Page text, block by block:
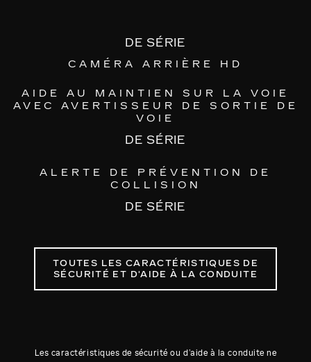
DE SÉRIE
CAMÉRA ARRIÈRE HD
AIDE AU MAINTIEN SUR LA VOIE
AVEC AVERTISSEUR DE SORTIE DE
VOIE
DE SÉRIE
ALERTE DE PRÉVENTION DE
COLLISION
DE SÉRIE
TOUTES LES CARACTÉRISTIQUES DE
SÉCURITÉ ET D'AIDE À LA CONDUITE
Les caractéristiques de sécurité ou d’aide à la conduite ne